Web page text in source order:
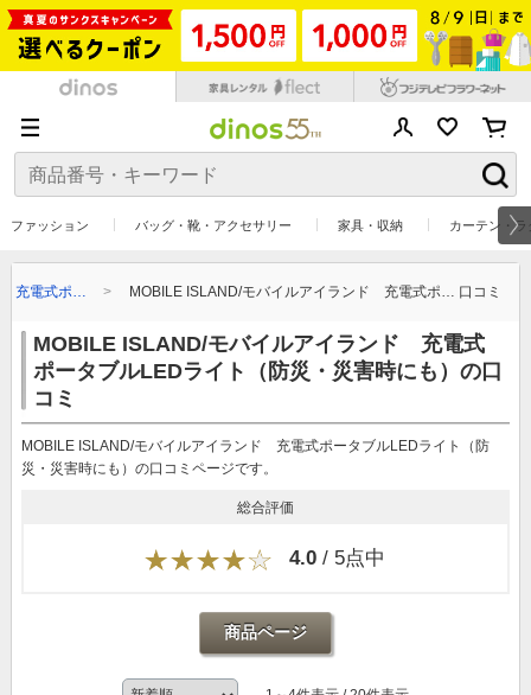
ファッション バッグ・靴・アクセサリー 家具・収納 カーテン・
充電式ポ… MOBILE ISLAND/モバイルアイランド 充電式ポ… 口コミ
MOBILE ISLAND/モバイルアイランド 充電式
ポータブルLEDライト（防災・災害時にも）の口
コミ
MOBILE ISLAND/モバイルアイランド 充電式ポータブルLEDライト（防
災・災害時にも）の口コミページです。
総合評価
4.0 / 5点中
商品ページ